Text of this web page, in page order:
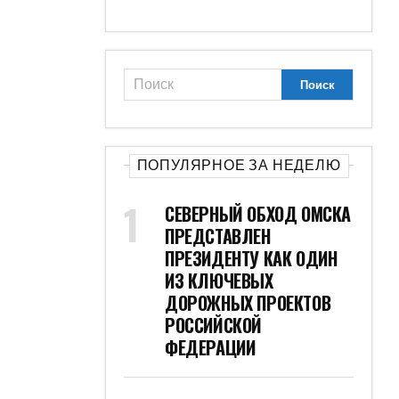
ПОПУЛЯРНОЕ ЗА НЕДЕЛЮ
СЕВЕРНЫЙ ОБХОД ОМСКА
ПРЕДСТАВЛЕН
ПРЕЗИДЕНТУ КАК ОДИН
ИЗ КЛЮЧЕВЫХ
ДОРОЖНЫХ ПРОЕКТОВ
РОССИЙСКОЙ
ФЕДЕРАЦИИ